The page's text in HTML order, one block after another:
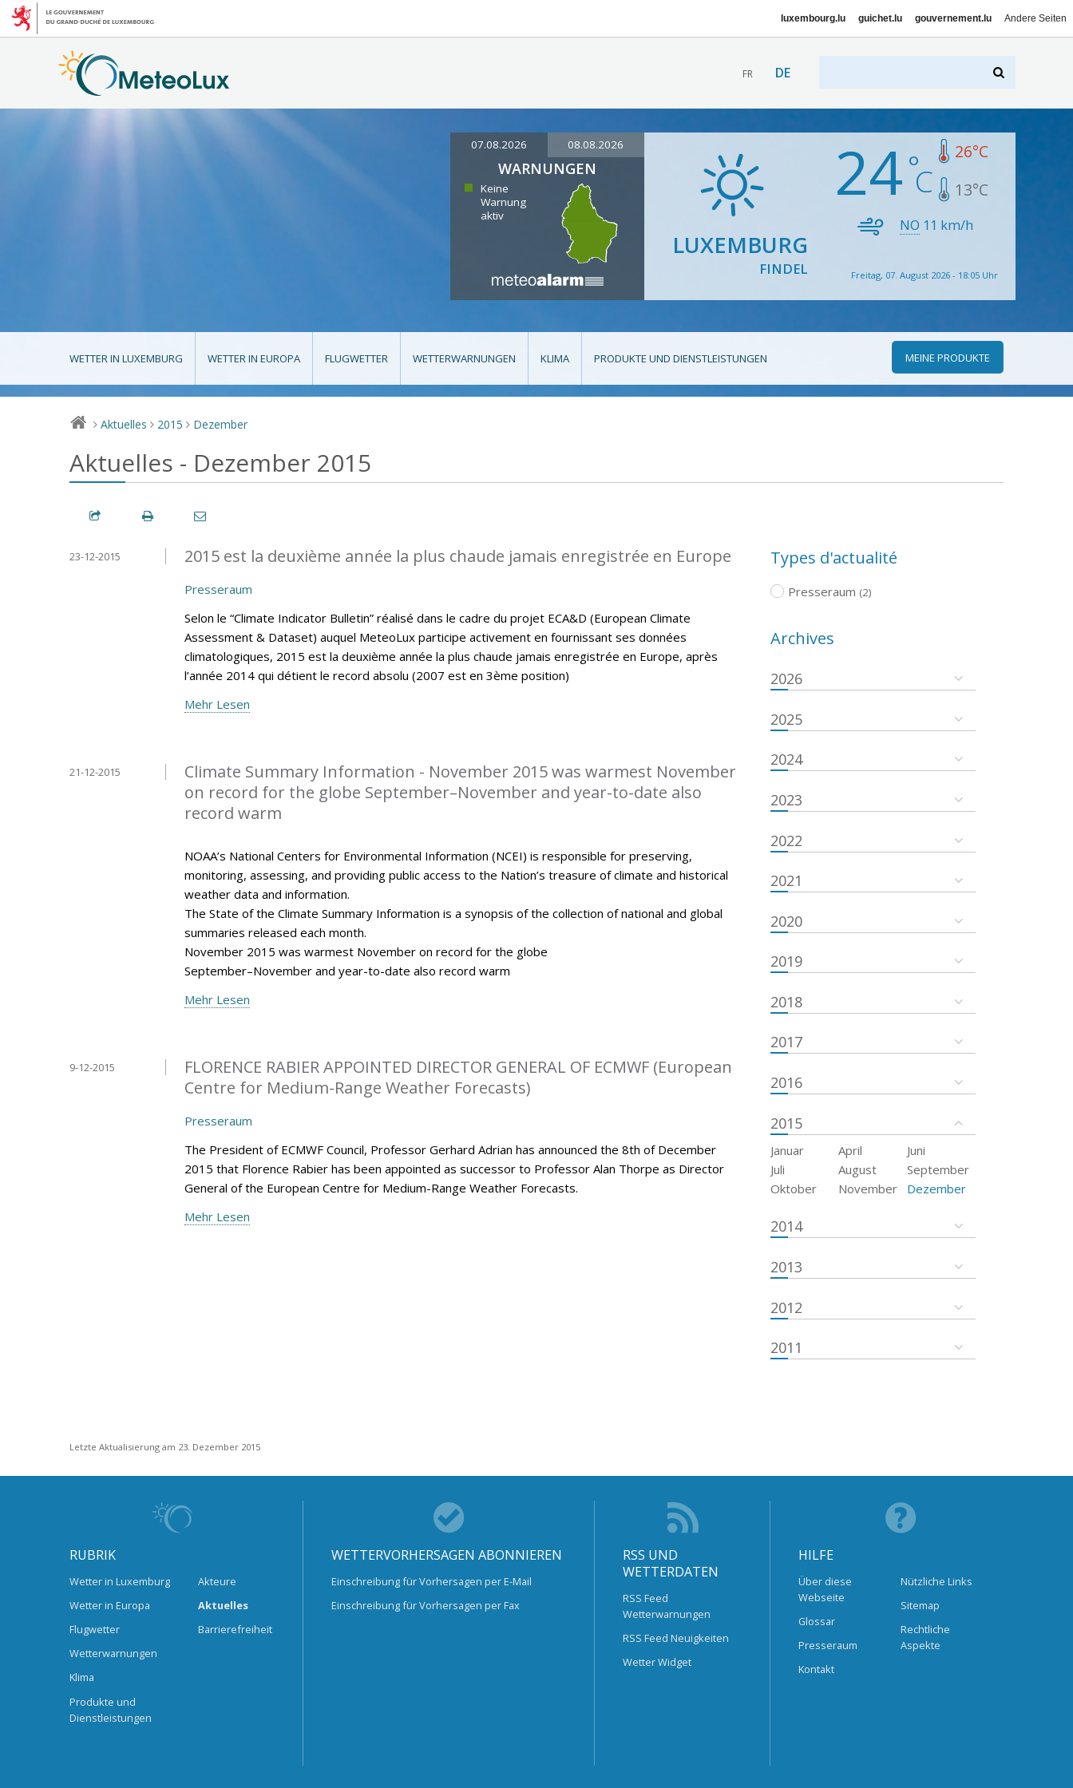
luxembourg.lu guichet.lu gouvernement.lu Andere Seiten
FR DE
07.08.2026 08.08.2026
WARNUNGEN
Keine
Warnung
aktiv
LUXEMBURG
FINDEL
24 26°C
13°C
NO 11 km/h
Freitag, 07. August 2026 - 18:05 Uhr
WETTER IN LUXEMBURG WETTER IN EUROPA FLUGWETTER WETTERWARNUNGEN KLIMA PRODUKTE UND DIENSTLEISTUNGEN MEINE PRODUKTE
> Aktuelles > 2015 > Dezember
Aktuelles - Dezember 2015
2015 est la deuxième année la plus chaude jamais enregistrée en Europe
23-12-2015
Presseraum
Selon le “Climate Indicator Bulletin” réalisé dans le cadre du projet ECA&D (European Climate
Assessment & Dataset) auquel MeteoLux participe activement en fournissant ses données
climatologiques, 2015 est la deuxième année la plus chaude jamais enregistrée en Europe, après
l’année 2014 qui détient le record absolu (2007 est en 3ème position)
Mehr Lesen
Climate Summary Information - November 2015 was warmest November
on record for the globe September–November and year-to-date also
record warm
21-12-2015
NOAA’s National Centers for Environmental Information (NCEI) is responsible for preserving,
monitoring, assessing, and providing public access to the Nation’s treasure of climate and historical
weather data and information.
The State of the Climate Summary Information is a synopsis of the collection of national and global
summaries released each month.
November 2015 was warmest November on record for the globe
September–November and year-to-date also record warm
Mehr Lesen
FLORENCE RABIER APPOINTED DIRECTOR GENERAL OF ECMWF (European
Centre for Medium-Range Weather Forecasts)
9-12-2015
Presseraum
The President of ECMWF Council, Professor Gerhard Adrian has announced the 8th of December
2015 that Florence Rabier has been appointed as successor to Professor Alan Thorpe as Director
General of the European Centre for Medium-Range Weather Forecasts.
Mehr Lesen
Types d'actualité
Presseraum (2)
Archives
2026
2025
2024
2023
2022
2021
2020
2019
2018
2017
2016
2015
Januar April
Juni
Juli
August
September
Oktober
November Dezember
2014
2013
2012
2011
Letzte Aktualisierung am 23. Dezember 2015
RUBRIK
Wetter in Luxemburg
Wetter in Europa
Flugwetter
Wetterwarnungen
Klima
Produkte und
Dienstleistungen
Akteure
Aktuelles
Barrierefreiheit
WETTERVORHERSAGEN ABONNIEREN
Einschreibung für Vorhersagen per E-Mail
Einschreibung für Vorhersagen per Fax
RSS UND
WETTERDATEN
RSS Feed
Wetterwarnungen
RSS Feed Neuigkeiten
Wetter Widget
HILFE
Über diese
Webseite
Glossar
Presseraum
Kontakt
Nützliche Links
Sitemap
Rechtliche
Aspekte